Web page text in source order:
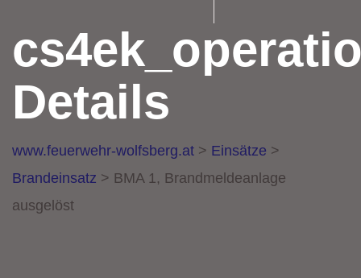
Details
www.feuerwehr-wolfsberg.at > Einsätze >
Brandeinsatz > BMA 1, Brandmeldeanlage
ausgelöst